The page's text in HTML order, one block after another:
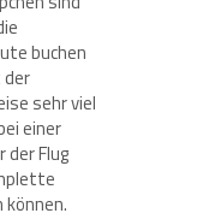
buchen
der
sehr viel
einer
der Flug